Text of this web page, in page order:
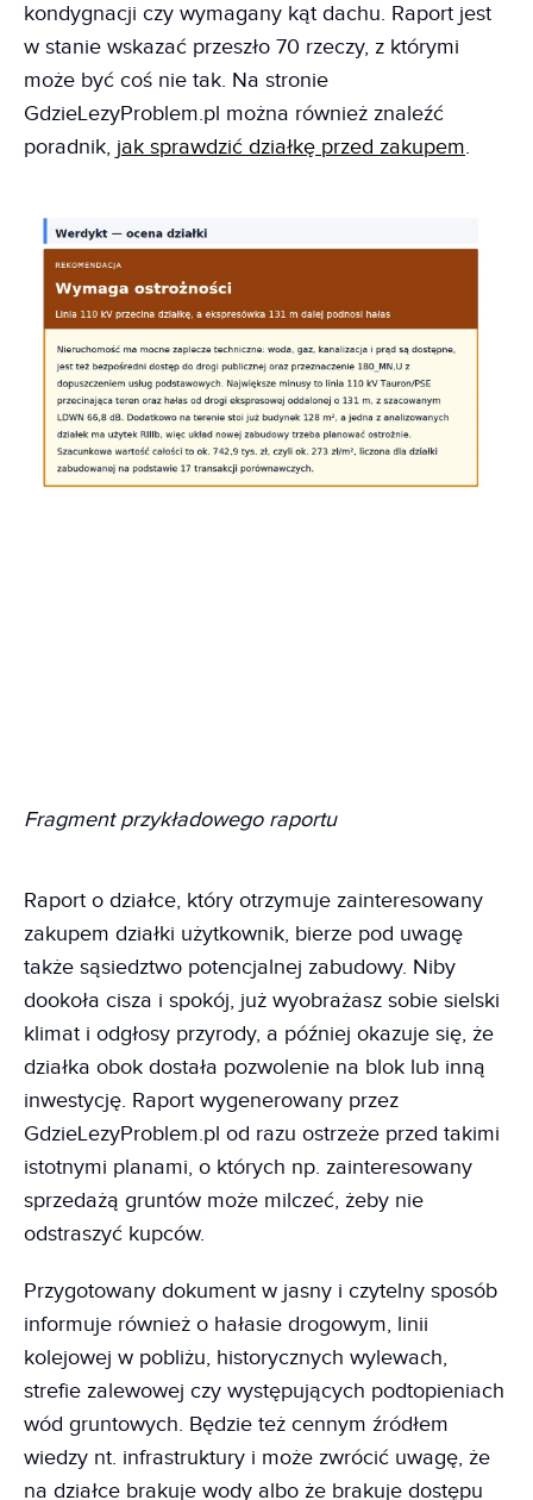
kondygnacji czy wymagany kąt dachu. Raport jest
w stanie wskazać przeszło 70 rzeczy, z którymi
może być coś nie tak. Na stronie
GdzieLezyProblem.pl można również znaleźć
poradnik, jak sprawdzić działkę przed zakupem.
Fragment przykładowego raportu
Raport o działce, który otrzymuje zainteresowany
zakupem działki użytkownik, bierze pod uwagę
także sąsiedztwo potencjalnej zabudowy. Niby
dookoła cisza i spokój, już wyobrażasz sobie sielski
klimat i odgłosy przyrody, a później okazuje się, że
działka obok dostała pozwolenie na blok lub inną
inwestycję. Raport wygenerowany przez
GdzieLezyProblem.pl od razu ostrzeże przed takimi
istotnymi planami, o których np. zainteresowany
sprzedażą gruntów może milczeć, żeby nie
odstraszyć kupców.
Przygotowany dokument w jasny i czytelny sposób
informuje również o hałasie drogowym, linii
kolejowej w pobliżu, historycznych wylewach,
strefie zalewowej czy występujących podtopieniach
wód gruntowych. Będzie też cennym źródłem
wiedzy nt. infrastruktury i może zwrócić uwagę, że
na działce brakuje wody albo że brakuje dostępu